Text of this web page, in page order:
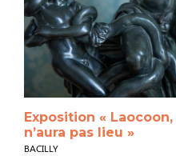
Exposition «
n’aura pas lieu »
BACILLY